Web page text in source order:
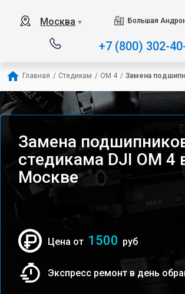
Москва ▼ Большая
+7 (800) 302-
Главная / Стедикам / OM 4 / Замена
Замена
стедикама DJI OM 4
Москве
Цена от 1500 руб
Экспресс ремонт в день